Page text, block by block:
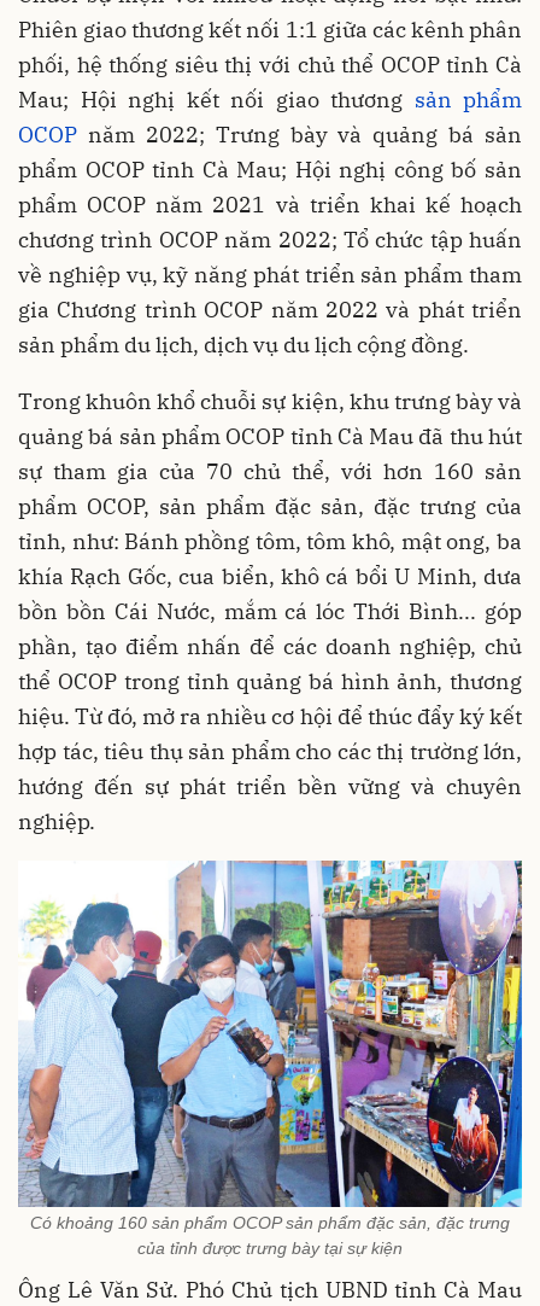
Phiên giao thương kết nối 1:1 giữa các kênh phân
phối, hệ thống siêu thị với chủ thể OCOP tỉnh Cà
Mau; Hội nghị kết nối giao thương sản phẩm
OCOP năm 2022; Trưng bày và quảng bá sản
phẩm OCOP tỉnh Cà Mau; Hội nghị công bố sản
phẩm OCOP năm 2021 và triển khai kế hoạch
chương trình OCOP năm 2022; Tổ chức tập huấn
về nghiệp vụ, kỹ năng phát triển sản phẩm tham
gia Chương trình OCOP năm 2022 và phát triển
sản phẩm du lịch, dịch vụ du lịch cộng đồng.
Trong khuôn khổ chuỗi sự kiện, khu trưng bày và
quảng bá sản phẩm OCOP tỉnh Cà Mau đã thu hút
sự tham gia của 70 chủ thể, với hơn 160 sản
phẩm OCOP, sản phẩm đặc sản, đặc trưng của
tỉnh, như: Bánh phồng tôm, tôm khô, mật ong, ba
khía Rạch Gốc, cua biển, khô cá bổi U Minh, dưa
bồn bồn Cái Nước, mắm cá lóc Thới Bình... góp
phần, tạo điểm nhấn để các doanh nghiệp, chủ
thể OCOP trong tỉnh quảng bá hình ảnh, thương
hiệu. Từ đó, mở ra nhiều cơ hội để thúc đẩy ký kết
hợp tác, tiêu thụ sản phẩm cho các thị trường lớn,
hướng đến sự phát triển bền vững và chuyên
nghiệp.
Có khoảng 160 sản phẩm OCOP sản phẩm đặc sản, đặc trưng
của tỉnh được trưng bày tại sự kiện
Ông Lê Văn Sử. Phó Chủ tịch UBND tỉnh Cà Mau